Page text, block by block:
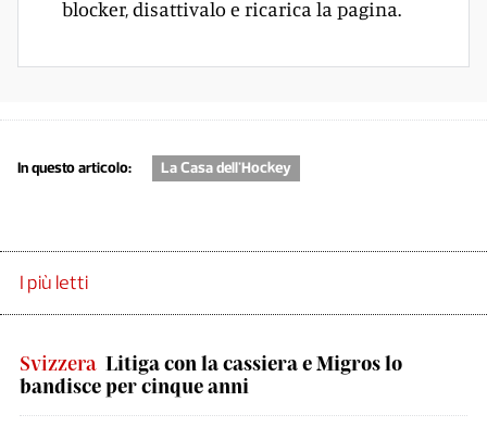
blocker, disattivalo e ricarica la pagina.
In questo articolo: La Casa dell'Hockey
I più letti
Svizzera Litiga con la cassiera e Migros lo
bandisce per cinque anni